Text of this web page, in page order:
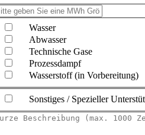
Wasser
Abwasser
Technische Gase
Prozessdampf
Wasserstoff (in Vorbereitung)
Sonstiges / Spezieller